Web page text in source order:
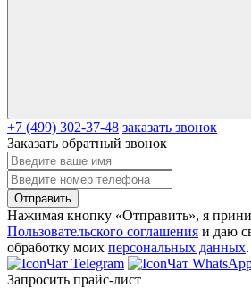
+7 (499) 302-37-48 заказать звонок
Заказать обратный звонок
Отправить
Нажимая кнопку «Отправить», я
Пользовательского соглашения и даю
обработку моих персональных данных.
Чат Telegram
Чат
Запросить прайс-лист